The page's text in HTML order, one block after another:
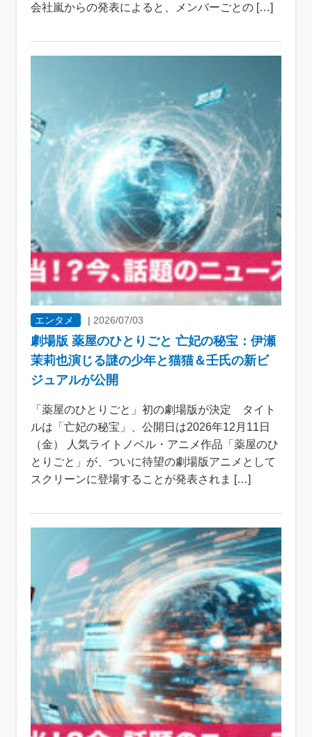
会社嵐からの発表によると、メンバーごとの […]
エンタメ | 2026/07/03
劇場版 薬屋のひとりごと 亡妃の秘宝：伊瀬
茉莉也演じる謎の少年と猫猫＆壬氏の新ビ
ジュアルが公開
「薬屋のひとりごと」初の劇場版が決定 タイト
ルは「亡妃の秘宝」、公開日は2026年12月11日
（金） 人気ライトノベル・アニメ作品「薬屋のひ
とりごと」が、ついに待望の劇場版アニメとして
スクリーンに登場することが発表されま […]